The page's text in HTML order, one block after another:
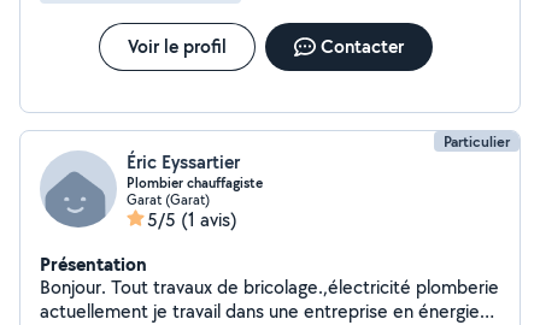
Voir le profil Contacter
Particulier
Éric Eyssartier
Plombier chauffagiste
Garat (Garat)
5/5 (1 avis)
Présentation
Bonjour. Tout travaux de bricolage.,électricité plomberie
actuellement je travail dans une entreprise en énergies